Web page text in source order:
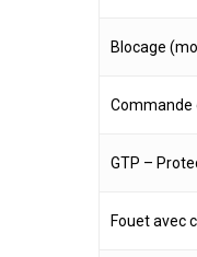
Blocage
Commande
GTP –
Fouet avec